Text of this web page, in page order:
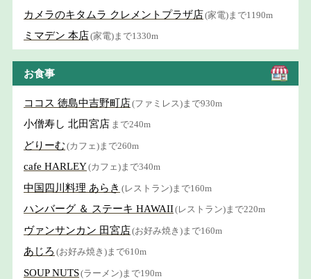
カメラのキタムラ クレメントプラザ店(家電)まで1190m
ミマデン 本店(家電)まで1330m
お食事
ココス 徳島中吉野町店(ファミレス)まで930m
小僧寿し 北田宮店 まで240m
どりーむ (カフェ)まで260m
cafe HARLEY(カフェ)まで340m
中国四川料理 あらき (レストラン)まで160m
ハンバーグ ＆ ステーキ HAWAII(レストラン)まで220m
ヴァンサンカン 田宮店(お好み焼き)まで160m
あじろ (お好み焼き)まで610m
SOUP NUTS(ラーメン)まで190m